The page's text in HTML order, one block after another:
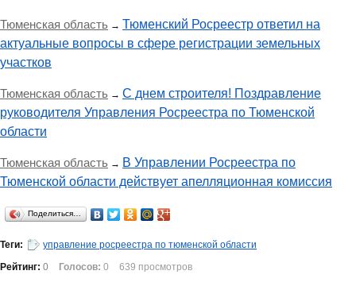
Тюменская область → Тюменский Росреестр ответил на
актуальные вопросы в сфере регистрации земельных
участков
Тюменская область → С днем строителя! Поздравление
руководителя Управления Росреестра по Тюменской
области
Тюменская область → В Управлении Росреестра по
Тюменской области действует апелляционная комиссия
Поделиться…
Теги:
управление росреестра по тюменской области
Рейтинг: 0 Голосов: 0 639 просмотров